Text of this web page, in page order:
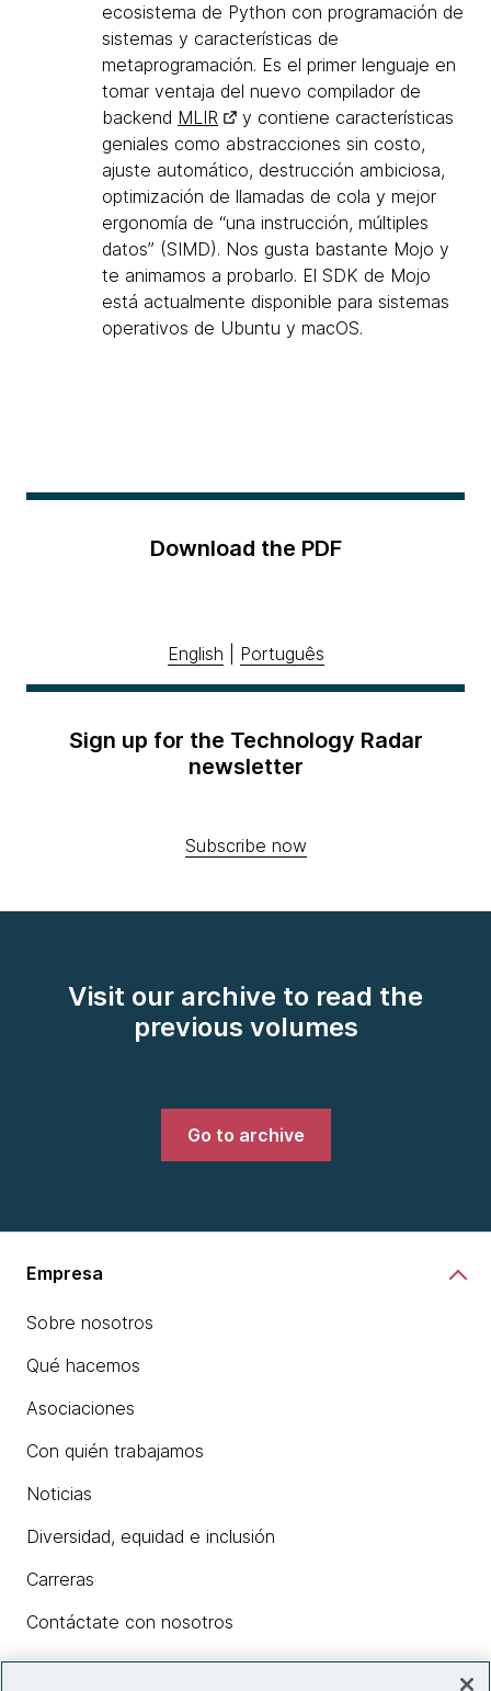
ecosistema de Python con programación de
sistemas y características de
metaprogramación. Es el primer lenguaje en
tomar ventaja del nuevo compilador de
backend MLIR
y contiene características
geniales como abstracciones sin costo,
ajuste automático, destrucción ambiciosa,
optimización de llamadas de cola y mejor
ergonomía de “una instrucción, múltiples
datos” (SIMD). Nos gusta bastante Mojo y
te animamos a probarlo. El SDK de Mojo
está actualmente disponible para sistemas
operativos de Ubuntu y macOS.
Download the PDF
English Português
Sign up for the Technology Radar
newsletter
Subscribe now
Visit our archive to read the
previous volumes
Go to archive
Empresa
Sobre nosotros
Qué hacemos
Asociaciones
Con quién trabajamos
Noticias
Diversidad, equidad e inclusión
Carreras
Contáctate con nosotros